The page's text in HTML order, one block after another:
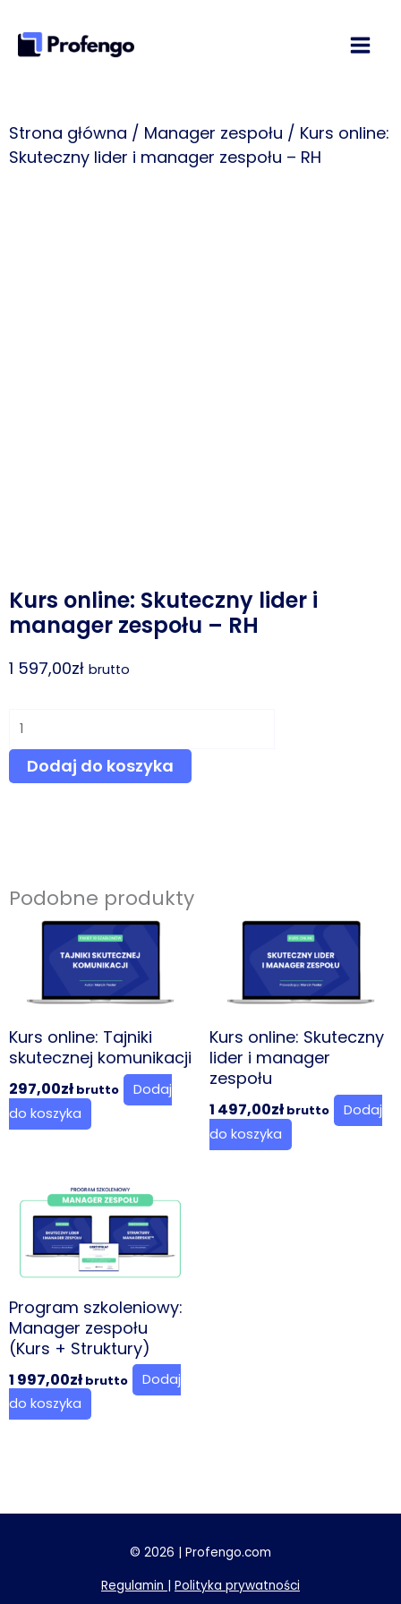
do
treści
Strona główna / Manager zespołu / Kurs online:
Skuteczny lider i manager zespołu – RH
Kurs online: Skuteczny lider i
manager zespołu – RH
1 597,00zł brutto
ilość
Kurs
online:
zespołu
Dodaj do koszyka
Podobne produkty
Kurs online: Tajniki
skutecznej komunikacji
297,00zł brutto
Dodaj
do koszyka
Kurs online: Skuteczny
lider i manager
zespołu
1 497,00zł brutto
Dodaj
do koszyka
Program szkoleniowy:
Manager zespołu
(Kurs + Struktury)
1 997,00zł brutto
Dodaj
do koszyka
© 2026 | Profengo.com
Regulamin | Polityka prywatności